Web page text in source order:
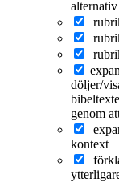
döljer/
genom
kontext